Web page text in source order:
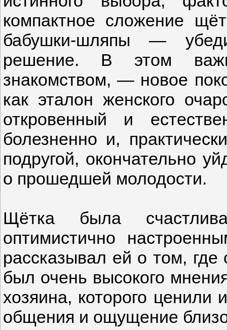
компактное сложение
бабушки-шляпы —
решение. В этом
знакомством, — новое
как эталон женского
откровенный и
болезненно и,
подругой, окончательно
о прошедшей молодости.
Щётка была
оптимистично
рассказывал ей о том,
был очень высокого
хозяина, которого
общения и ощущение